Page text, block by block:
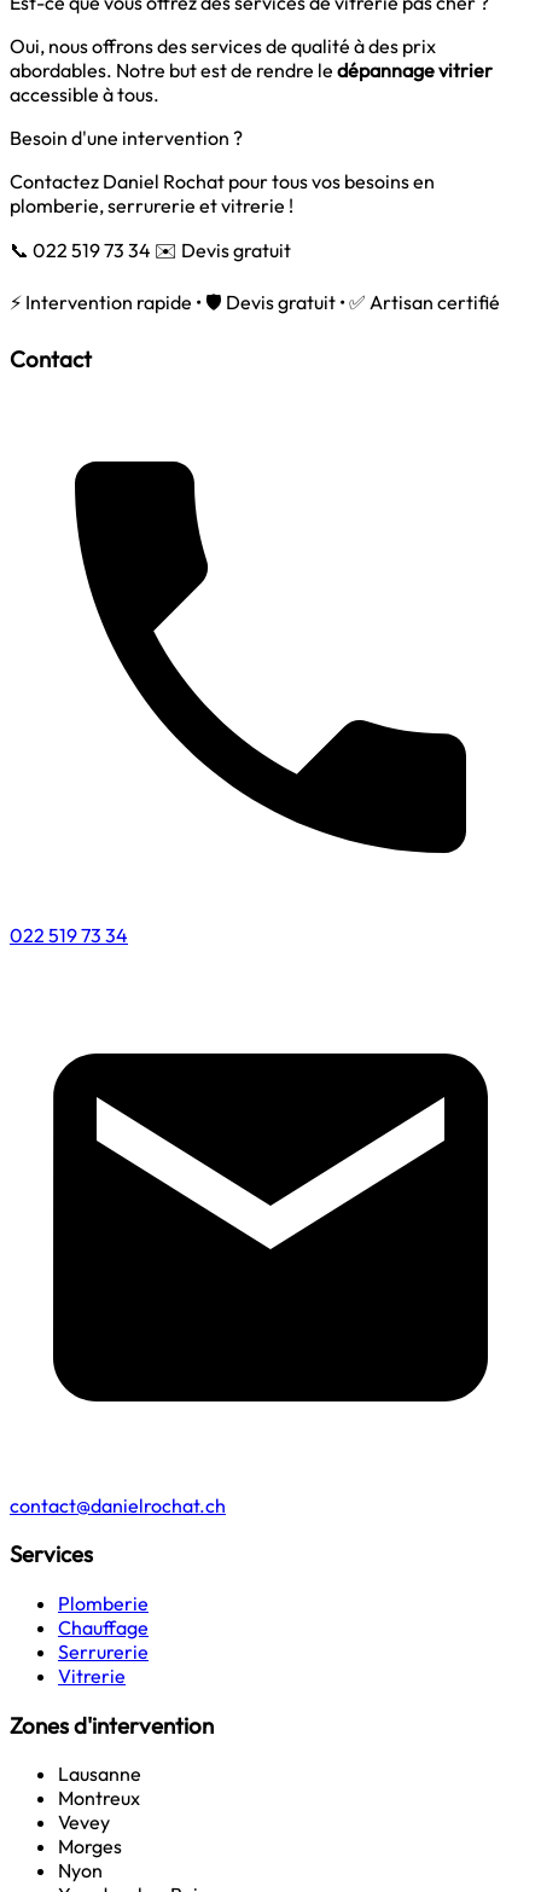
Oui, nous offrons des services de qualité à des prix
abordables. Notre but est de rendre le dépannage vitrier
accessible à tous.
Besoin d'une intervention ?
Contactez Daniel Rochat pour tous vos besoins en
plomberie, serrurerie et vitrerie !
📞 022 519 73 34 ✉️ Devis gratuit
⚡ Intervention rapide • 🛡️ Devis gratuit • ✅ Artisan certifié
Contact
022 519 73 34
contact@danielrochat.ch
Services
Plomberie
Chauffage
Serrurerie
Vitrerie
Zones d'intervention
Lausanne
Montreux
Vevey
Morges
Nyon